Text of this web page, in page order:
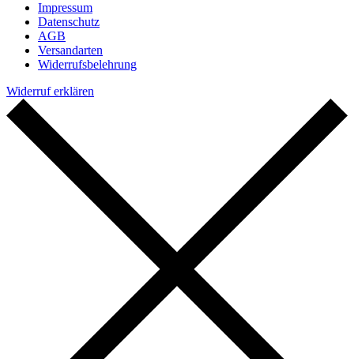
Impressum
Datenschutz
AGB
Versandarten
Widerrufsbelehrung
Widerruf erklären